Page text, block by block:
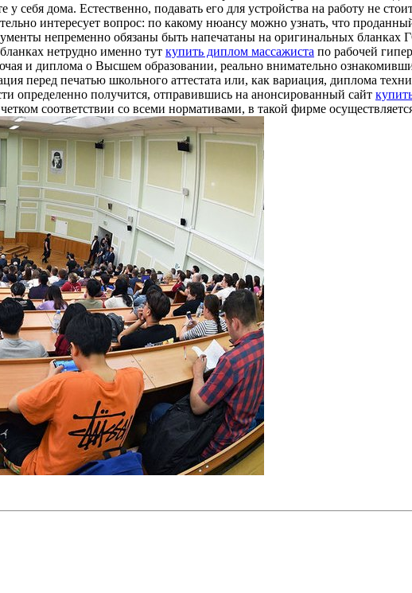
себя дома. Естественно, подавать его для устройства на работу не
интересует вопрос: по какому нюансу можно узнать, что
непременно обязаны быть напечатаны на оригинальных
нетрудно именно тут купить диплом массажиста по рабочей
и диплома о Высшем образовании, реально внимательно
перед печатью школьного аттестата или, как вариация, диплома
определенно получится, отправившись на анонсированный сайт
соответствии со всеми нормативами, в такой фирме